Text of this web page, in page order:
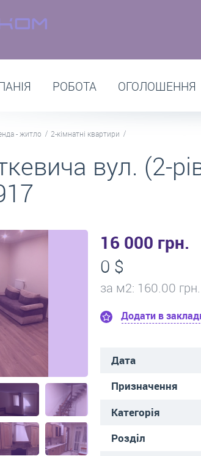
РОБОТА ОГОЛОШЕННЯ
- житло 2-кімнатні квартири
вул. (2-
16 000 грн.
0 $
за м2: 160.00 грн.
Додати в
Дата
Призначення
Категорія
Розділ